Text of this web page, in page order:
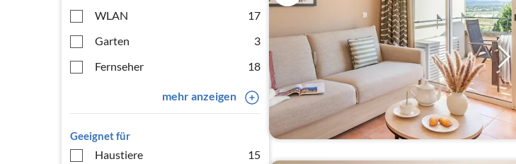
WLAN
17
Garten
3
Fernseher
18
mehr anzeigen
Geeignet für
Haustiere
15